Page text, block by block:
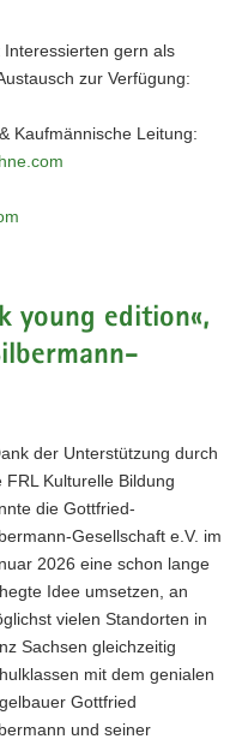
gern als
zur Verfügung:
Kaufmännische Leitung:
young edition«,
der Unterstützung durch
FRL Kulturelle Bildung
die Gottfried-
Gesellschaft e.V. im
2026 eine schon lange
Idee umsetzen, an
vielen Standorten in
Sachsen gleichzeitig
mit dem genialen
Gottfried
und seiner